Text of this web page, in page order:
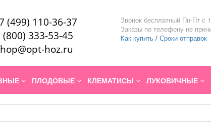
(499) 110-36-37
(800) 333-53-45
hoz.ru
Звонок бесплатный Пн-Пт с
Заказы по телефону не
Как купить / Сроки отправок
ПЛОДОВЫЕ КЛЕМАТИСЫ ЛУКОВИЧНЫЕ